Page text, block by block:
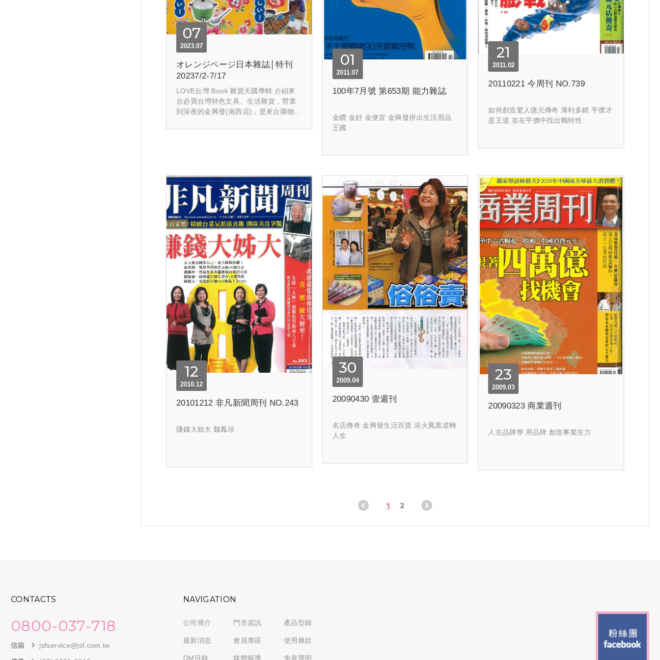
07
2023.07
オレンジページ日本雜誌│特刊
20237/2-7/17
LOVE台灣 Book 雜貨天國專輯 介紹來
台必買台灣特色文具、生活雜貨，營業
到深夜的金興發(南西店)，是來台購物之
01
2011.07
100年7月號 第653期 能力雜誌
金鑽 金好 金便宜 金興發拼出生活用品
王國
21
2011.02
20110221 今周刊 NO.739
如何創造驚人億元傳奇 薄利多銷 平價才
是王道 並在平價中找出獨特性
12
2010.12
20101212 非凡新聞周刊 NO.243
賺錢大姐大 魏鳳珍
30
2009.04
20090430 壹週刊
名店傳奇 金興發生活百貨 浴火鳳凰逆轉
人生
23
2009.03
20090323 商業週刊
人生品牌學 用品牌 創造事業生力
1 2
CONTACTS
0800-037-718
信箱 jsfservice@jsf.com.tw
NAVIGATION
公司簡介
最新消息
DM目錄
門市資訊
會員專區
媒體報導
產品型錄
使用條款
免責聲明